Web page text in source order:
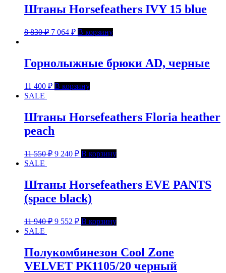
Штаны Horsefeathers IVY 15 blue
8 830₽ 7 064 ₽ В корзину
Горнолыжные брюки AD, черные
11 400 ₽ В корзину
SALE
Штаны Horsefeathers Floria heather
peach
11 550₽ 9 240 ₽ В корзину
SALE
Штаны Horsefeathers EVE PANTS
(space black)
11 940₽ 9 552 ₽ В корзину
SALE
Полукомбинезон Cool Zone
VELVET РК1105/20 черный